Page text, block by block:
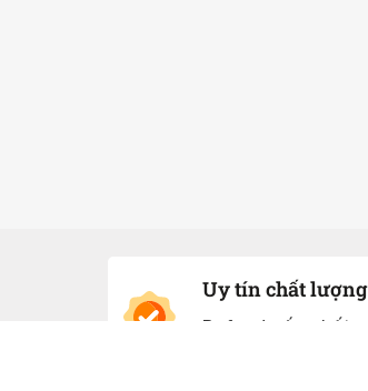
Uy tín chất lượng
Refund nếu chất